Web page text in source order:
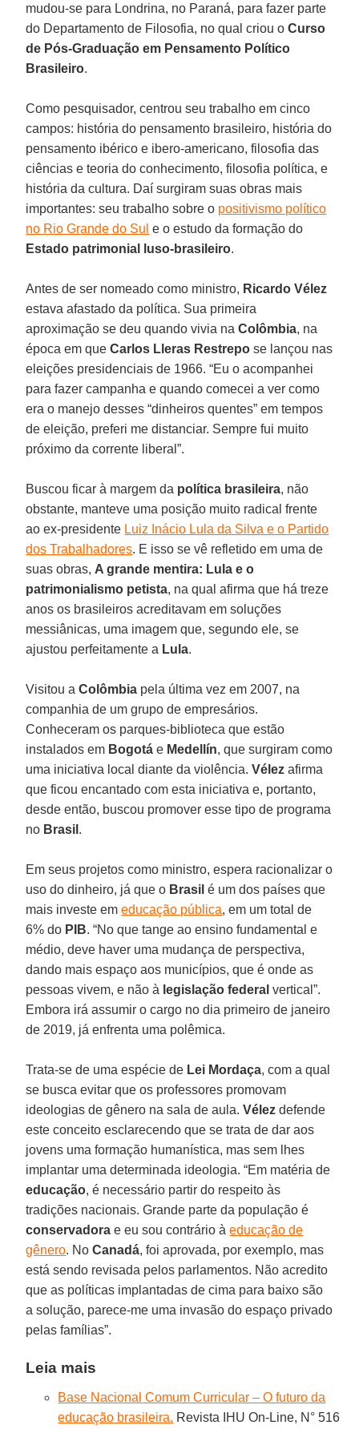
mudou-se para Londrina, no Paraná, para fazer parte
do Departamento de Filosofia, no qual criou oCurso
de Pós-Graduação em Pensamento Político
Brasileiro.
Como pesquisador, centrou seu trabalho em cinco
campos: história do pensamento brasileiro, história do
pensamento ibérico e ibero-americano, filosofia das
ciências e teoria do conhecimento, filosofia política, e
história da cultura. Daí surgiram suas obras mais
importantes: seu trabalho sobre o positivismo político
no Rio Grande do Sul e o estudo da formação do
Estado patrimonial luso-brasileiro.
Antes de ser nomeado como ministro, Ricardo Vélez
estava afastado da política. Sua primeira
aproximação se deu quando vivia naColômbia, na
época em queCarlos Lleras Restrepo se lançou nas
eleições presidenciais de 1966. “Eu o acompanhei
para fazer campanha e quando comecei a ver como
era o manejo desses “dinheiros quentes” em tempos
de eleição, preferi me distanciar. Sempre fui muito
próximo da corrente liberal”.
Buscou ficar à margem da política brasileira, não
obstante, manteve uma posição muito radical frente
ao ex-presidente Luiz Inácio Lula da Silva e o Partido
dos Trabalhadores. E isso se vê refletido em uma de
suas obras, A grande mentira: Lula e o
patrimonialismo petista, na qual afirma que há treze
anos os brasileiros acreditavam em soluções
messiânicas, uma imagem que, segundo ele, se
ajustou perfeitamente a Lula.
Visitou aColômbia pela última vez em 2007, na
companhia de um grupo de empresários.
Conheceram os parques-biblioteca que estão
instalados em Bogotá e Medellín, que surgiram como
uma iniciativa local diante da violência.Vélez afirma
que ficou encantado com esta iniciativa e, portanto,
desde então, buscou promover esse tipo de programa
no Brasil .
Em seus projetos como ministro, espera racionalizar o
uso do dinheiro, já que o Brasil é um dos países que
mais investe emeducação pública, em um total de
6% do PIB. “No que tange ao ensino fundamental e
médio, deve haver uma mudança de perspectiva,
dando mais espaço aos municípios, que é onde as
pessoas vivem, e não à legislação federal vertical”.
Embora irá assumir o cargo no dia primeiro de janeiro
de 2019, já enfrenta uma polêmica.
Trata-se de uma espécie de Lei Mordaça, com a qual
se busca evitar que os professores promovam
ideologias de gênero na sala de aula.Vélez defende
este conceito esclarecendo que se trata de dar aos
jovens uma formação humanística, mas sem lhes
implantar uma determinada ideologia. “Em matéria de
educação, é necessário partir do respeito às
tradições nacionais. Grande parte da população é
conservadora e eu sou contrário àeducação de
gênero. NoCanadá, foi aprovada, por exemplo, mas
está sendo revisada pelos parlamentos. Não acredito
que as políticas implantadas de cima para baixo são
a solução, parece-me uma invasão do espaço privado
pelas famílias”.
Leia mais
Base Nacional Comum Curricular – O futuro da
educação brasileira. Revista IHU On-Line, N° 516